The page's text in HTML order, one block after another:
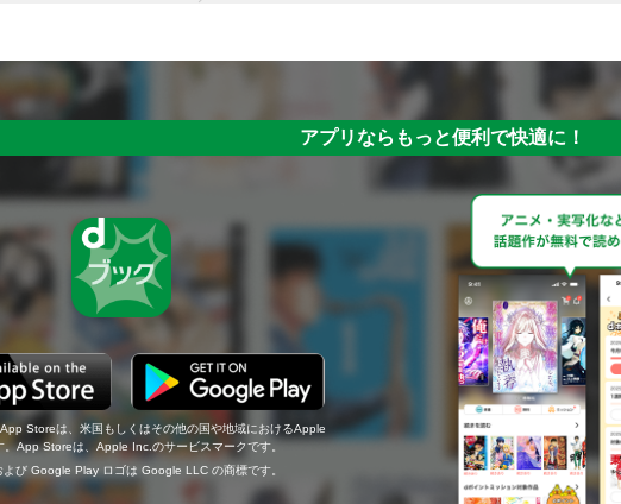
アプリならもっと便利で快適に！
Storeは、米国もしくはその他の国や地域におけるApple
。App Storeは、Apple Inc.のサービスマークです。
び Google Play ロゴは Google LLC の商標です。